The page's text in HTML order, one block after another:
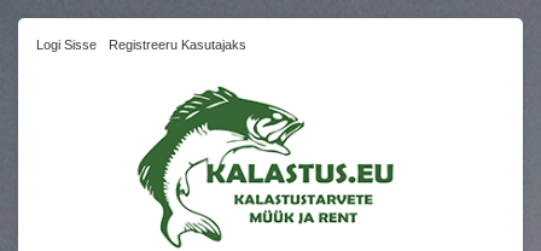
Logi Sisse Registreeru Kasutajaks